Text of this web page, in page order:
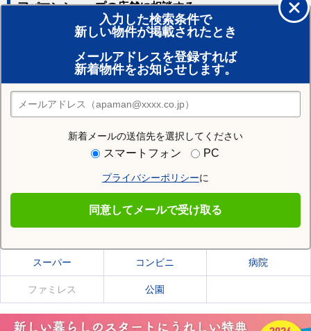
入力した検索条件で
新しい物件が掲載されたとき
メールアドレスを登録すれば
新着物件をお知らせします。
新着メールの送信先を選択してください
スマートフォン PC
プライバシーポリシーに
同意してメールで受け取る
アパマンショップの店舗に相談する
賃貸のプロがお部屋探し！
おまかせ物件リクエスト
住みたい街の店舗を探す
店舗検索
住む街研究所で芦別市の情報を見る
芦別市の施設一覧
スーパー コンビニ 病院
ファミレス 公園